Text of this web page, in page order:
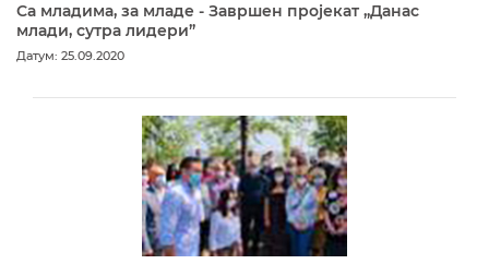
Са младима, за младе - Завршен пројекат „Данас
млади, сутра лидери”
Датум: 25.09.2020